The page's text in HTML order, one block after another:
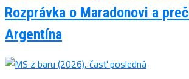
Rozprávka o Maradonovi a
Argentína